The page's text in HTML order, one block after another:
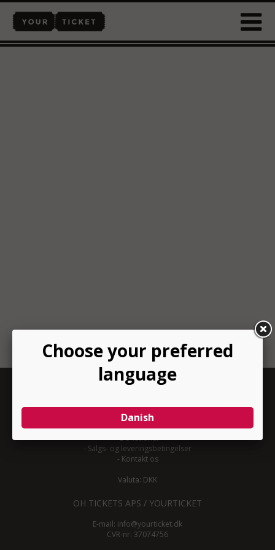
INFORMATION
-Om YourTicket
Bliv arrangør
-Arrangør login
-Donationer
- Salgs- og leveringsbetingelser
- Kontakt os
Valuta: DKK
OH TICKETS APS / YOURTICKET
E-mail: info@yourticket.dk
CVR-nr: 37074756